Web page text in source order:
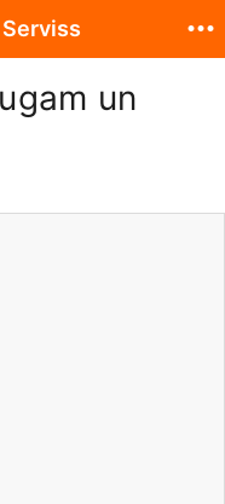
un